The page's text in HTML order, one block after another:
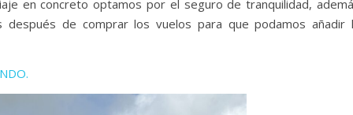
en concreto optamos por el seguro de tranquilidad,
de comprar los vuelos para que podamos añadir